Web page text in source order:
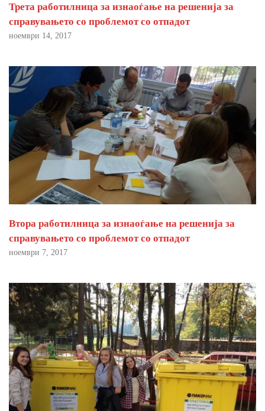
Трета работилница за изнаоѓање на решенија за
справувањето со проблемот со отпадот
ноември 14, 2017
Втора работилница за изнаоѓање на решенија за
справувањето со проблемот со отпадот
ноември 7, 2017